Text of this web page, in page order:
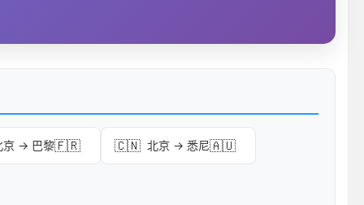
京 → 巴黎🇫🇷 🇨🇳 北京 → 悉尼🇦🇺